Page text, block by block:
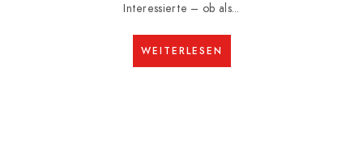
Interessierte – ob als...
WEITERLESEN